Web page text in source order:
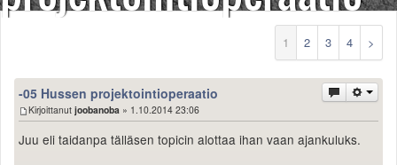
Säännöt ja ohjeet
Uudet videot
Uudet kommentit
MYYDÄÄN
Haku
1 2 3 4 >
-05 Hussen projektointioperaatio
Kirjoittanut joobanoba » 1.10.2014 23:06
Juu eli taidanpa tälläsen topicin alottaa ihan vaan ajankuluks.